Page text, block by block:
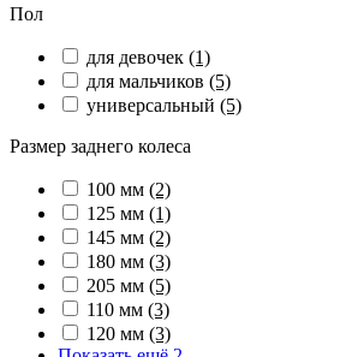
Пол
для девочек (1)
для мальчиков (5)
универсальный (5)
Размер заднего колеса
100 мм (2)
125 мм (1)
145 мм (2)
180 мм (3)
205 мм (5)
110 мм (3)
120 мм (3)